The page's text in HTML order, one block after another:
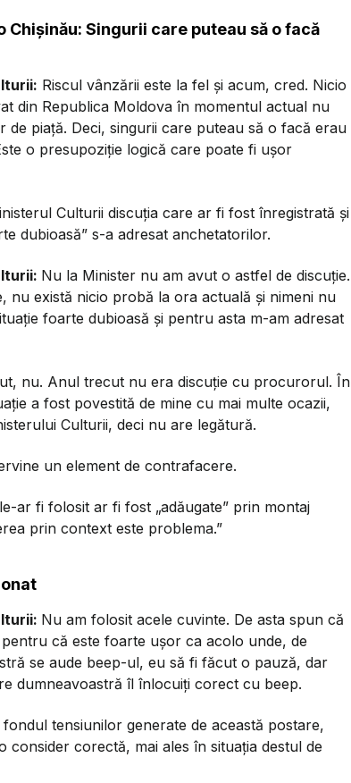
Singurii care puteau să o facă
Riscul vânzării este la fel și acum, cred. Nicio
din Republica Moldova în momentul actual nu
piață. Deci, singurii care puteau să o facă erau
o presupoziție logică care poate fi ușor
Culturii discuția care ar fi fost înregistrată și
dubioasă” s-a adresat anchetatorilor.
Nu la Minister nu am avut o astfel de discuție.
nu există nicio probă la ora actuală și nimeni nu
foarte dubioasă și pentru asta m-am adresat
nu. Anul trecut nu era discuție cu procurorul. În
a fost povestită de mine cu mai multe ocazii,
Culturii, deci nu are legătură.
un element de contrafacere.
ar fi folosit ar fi fost „adăugate” prin montaj
prin context este problema.”
Nu am folosit acele cuvinte. De asta spun că
că este foarte ușor ca acolo unde, de
se aude beep-ul, eu să fi făcut o pauză, dar
dumneavoastră îl înlocuiți corect cu beep.
tensiunilor generate de această postare,
corectă, mai ales în situația destul de